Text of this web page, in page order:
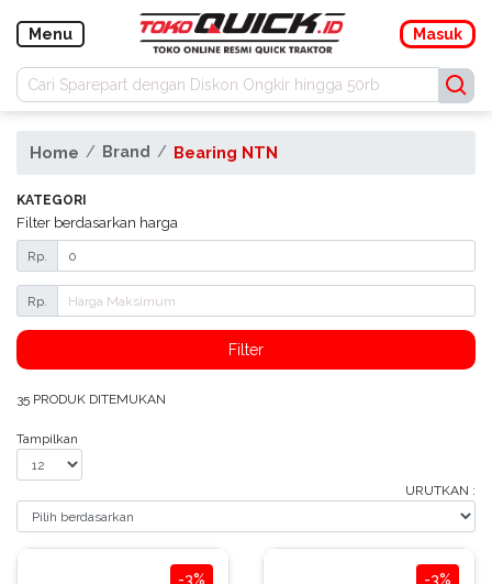
Navigasi
Masuk Daftar
Menu
Buku
Manual
Pembayaran
Bantuan
Menu Masuk
Home Brand Bearing NTN
KATEGORI
Filter berdasarkan harga
Rp.
Rp.
Filter
35 PRODUK DITEMUKAN
Tampilkan
URUTKAN :
-3% -3%